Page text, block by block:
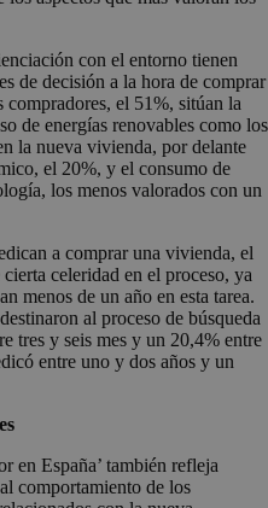
con el entorno tienen
de decisión a la hora de comprar
el 51%, sitúan la
de energías renovables como los
la nueva vivienda, por delante
el 20%, y el consumo de
los menos valorados con un
a comprar una vivienda, el
celeridad en el proceso, ya
menos de un año en esta tarea.
al proceso de búsqueda
tres y seis mes y un 20,4% entre
entre uno y dos años y un
en España’ también refleja
comportamiento de los